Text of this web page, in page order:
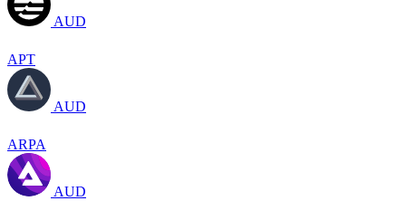
AUD
APT
AUD
ARPA
AUD